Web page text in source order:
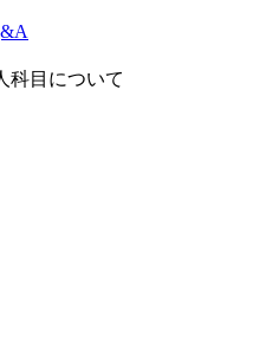
った最低限度の治療を行う
行いたかった、予防に力を入
は専門医が中心となり、イン
門医に依頼しています。
科目について